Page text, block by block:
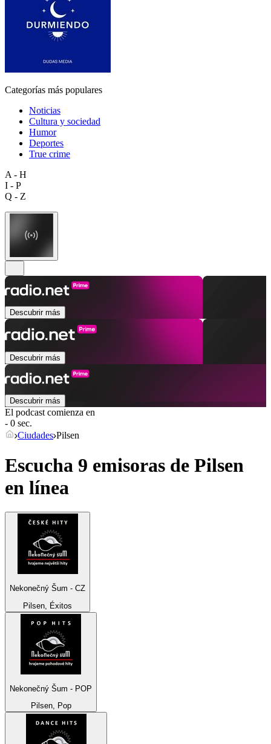
Categorías más populares
Noticias
Cultura y sociedad
Humor
Deportes
True crime
A - H
I - P
Q - Z
Descubrir más
Descubrir más
Descubrir más
El podcast comienza en
- 0 sec.
Ciudades Pilsen
Escucha 9 emisoras de Pilsen
en línea
Nekonečný Šum - CZ
Pilsen, Éxitos
Nekonečný Šum - POP
Pilsen, Pop